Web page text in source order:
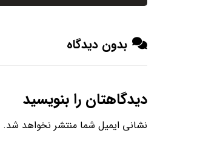
بدون دیدگاه
دیدگاهتان را بنویسید
نشانی ایمیل شما منتشر نخواهد شد.